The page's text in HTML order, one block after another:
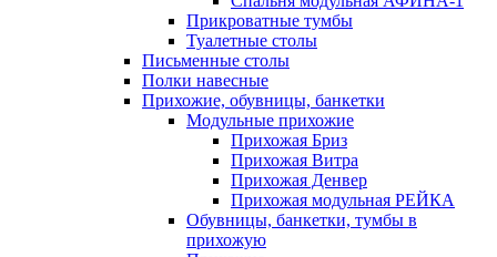
Прикроватные тумбы
Туалетные столы
Письменные столы
Полки навесные
Прихожие, обувницы, банкетки
Модульные прихожие
Прихожая Бриз
Прихожая Витра
Прихожая Денвер
Прихожая модульная РЕЙКА
Обувницы, банкетки, тумбы в
прихожую